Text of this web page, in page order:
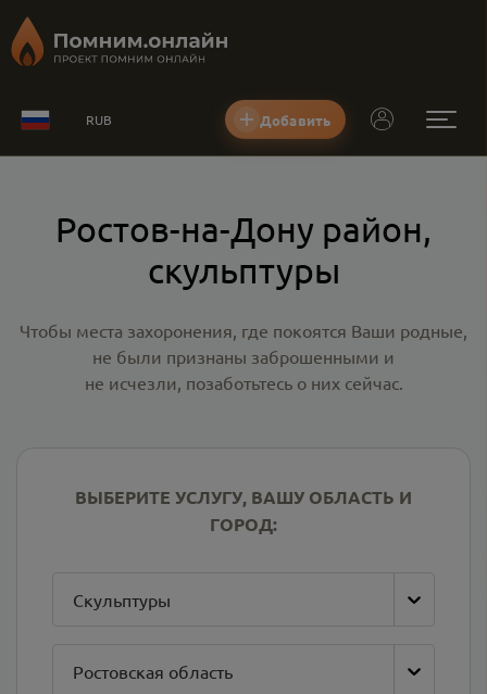
RUB Добавить
Ростов-на-Дону район,
скульптуры
Чтобы места захоронения, где покоятся Ваши родные,
не были признаны заброшенными и
не исчезли, позаботьтесь о них сейчас.
ВЫБЕРИТЕ УСЛУГУ, ВАШУ ОБЛАСТЬ И
ГОРОД:
Скульптуры
Ростовская область